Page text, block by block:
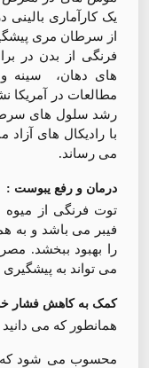
یک کارآماری
از سرطان مری
فرنگی از بدن در
های دهان، سینه
مطالعات در آمریکا
رشد سلول های
با رادیکال های آزاد
می رساند.
درمان و رفع یبوست :
توت فرنگی از
فیبر می باشد و به
را بهبود ببخشد.
می تواند به پیشگیری
کمک به کاهش فشار
همانطور که می
محسوب می شود که